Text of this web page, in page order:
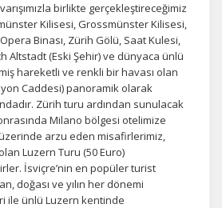
birlikte gerçekleştireceğimiz
Kilisesi, Grossmünster Kilisesi,
Binası, Zürih Gölü, Saat Kulesi,
Altstadt (Eski Şehir) ve dünyaca ünlü
hareketli ve renkli bir havası olan
Caddesi) panoramik olarak
Zürih turu ardından sunulacak
Milano bölgesi otelimize
arzu eden misafirlerimiz,
Luzern Turu (50 Euro)
İsviçre’nin en popüler turist
doğası ve yılın her dönemi
ile ünlü Luzern kentinde